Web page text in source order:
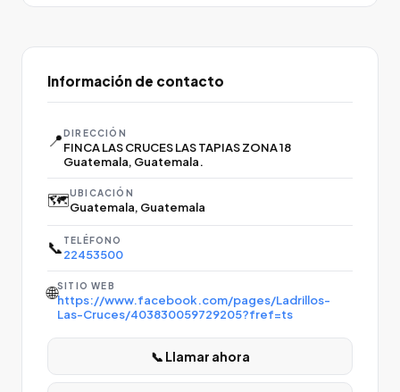
Información de contacto
📍DIRECCIÓN
FINCA LAS CRUCES LAS TAPIAS ZONA 18
Guatemala, Guatemala.
🗺️UBICACIÓN
Guatemala, Guatemala
📞 TELÉFONO
22453500
🌐SITIO WEB
https://www.facebook.com/pages/Ladrillos-
Las-Cruces/403830059729205?fref=ts
📞 Llamar ahora